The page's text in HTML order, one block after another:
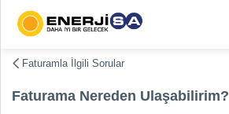
Faturamla İlgili Sorular
Faturama Nereden Ulaşabilirim?